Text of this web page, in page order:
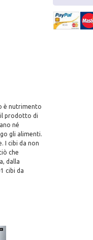
è nutrimento
il prodotto di
né
gli alimenti.
I cibi da non
che
dalla
cibi da
Allora iscriviti alla nostra
Sarai informato delle
comunque cancellarti